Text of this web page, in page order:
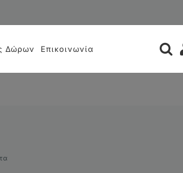
Δώρων Επικοινωνία